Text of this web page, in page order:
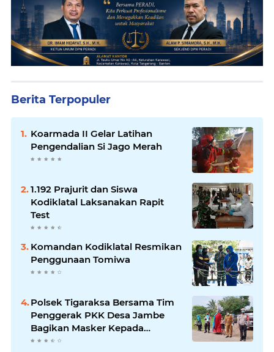
Berita Terpopuler
Koarmada II Gelar Latihan
Pengendalian Si Jago Merah
1.192 Prajurit dan Siswa
Kodiklatal Laksanakan Rapit
Test
Komandan Kodiklatal Resmikan
Penggunaan Tomiwa
Polsek Tigaraksa Bersama Tim
Penggerak PKK Desa Jambe
Bagikan Masker Kepada
Pengguna Jalan